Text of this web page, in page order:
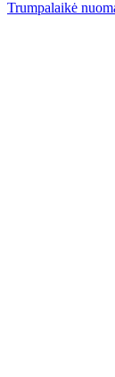
Trumpalaikė